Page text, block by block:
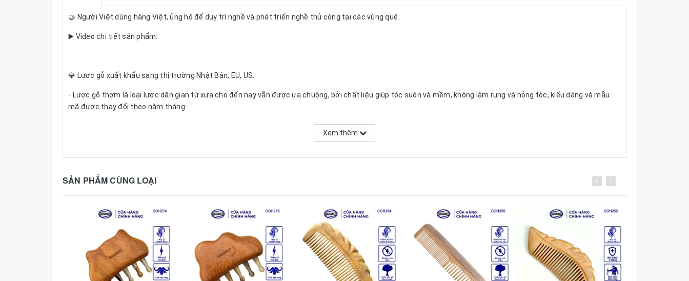
🤝 Người Việt dùng hàng Việt, ủng hộ để duy trì nghề và phát triển nghề thủ công tại các vùng quê.
▶️ Video chi tiết sản phẩm:
💎 Lược gỗ xuất khẩu sang thị trường Nhật Bản, EU, US.
- Lược gỗ thơm là loại lược dân gian từ xưa cho đến nay vẫn được ưa chuộng, bởi chất liệu giúp tóc suôn và mềm, không làm rụng và hỏng tóc, kiểu dáng và mẫu
mã được thay đổi theo năm tháng.
- Đây là mẫu lược gỗ múi bưởi, được thiết kế các đường khía trên thân lược tạo đường nét mềm mại, nhỏ gọn có thể bỏ vào túi mang theo người, ai cũng có thể
- Mẫu lược cao cấp này được sản xuất nhiều công đoạn phức tạp, phần răng và thân được ghép mộng chắc chắn giúp chiếc lược bền hơn và chống gãy. Được các
rụng tóc.
Xem thêm
SẢN PHẨM CÙNG LOẠI